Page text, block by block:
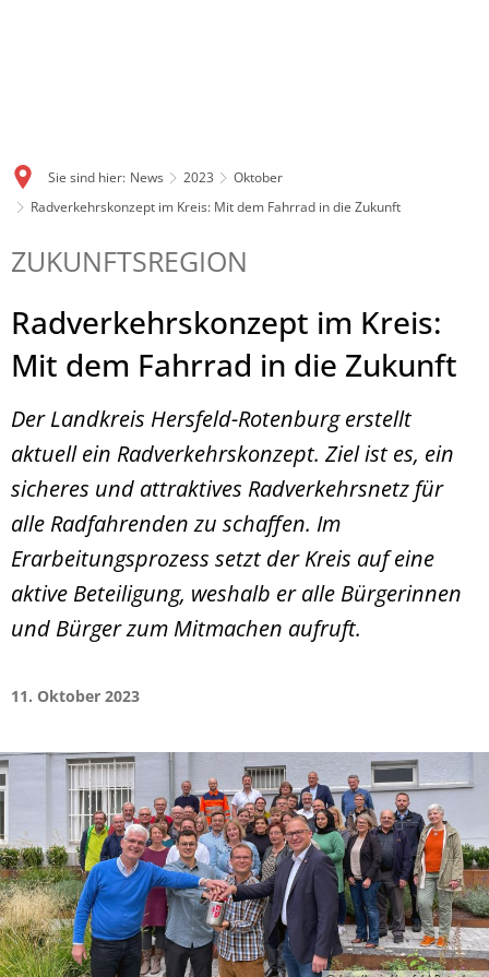
Sie sind hier: News 2023
Oktober
Radverkehrskonzept im Kreis: Mit dem Fahrrad in die Zukunft
ZUKUNFTSREGION
Radverkehrskonzept im Kreis:
Mit dem Fahrrad in die Zukunft
Der Landkreis Hersfeld-Rotenburg erstellt
aktuell ein Radverkehrskonzept. Ziel ist es, ein
sicheres und attraktives Radverkehrsnetz für
alle Radfahrenden zu schaffen. Im
Erarbeitungsprozess setzt der Kreis auf eine
aktive Beteiligung, weshalb er alle Bürgerinnen
und Bürger zum Mitmachen aufruft.
11. Oktober 2023